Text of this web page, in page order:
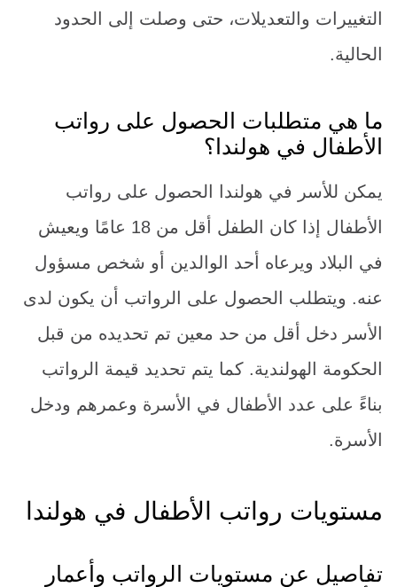
التغييرات والتعديلات، حتى وصلت إلى الحدود
الحالية.
ما هي متطلبات الحصول على رواتب
الأطفال في هولندا؟
يمكن للأسر في هولندا الحصول على رواتب
الأطفال إذا كان الطفل أقل من 18 عامًا ويعيش
في البلاد ويرعاه أحد الوالدين أو شخص مسؤول
عنه. ويتطلب الحصول على الرواتب أن يكون لدى
الأسر دخل أقل من حد معين تم تحديده من قبل
الحكومة الهولندية. كما يتم تحديد قيمة الرواتب
بناءً على عدد الأطفال في الأسرة وعمرهم ودخل
الأسرة.
مستويات رواتب الأطفال في هولندا
تفاصيل عن مستويات الرواتب وأعمار